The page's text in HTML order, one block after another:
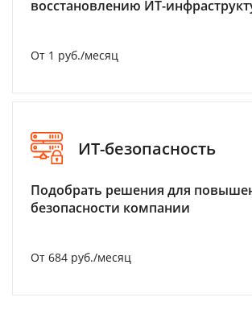
восстановлению ИТ-
От 1 руб./месяц
ИТ-безопасность
Подобрать решения для
безопасности компании
От 684 руб./месяц